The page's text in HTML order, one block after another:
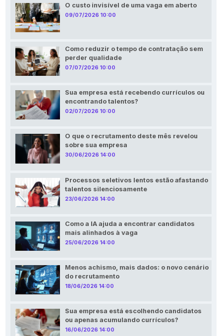
O custo invisível de uma vaga em aberto
09/07/2026 10:00
Como reduzir o tempo de contratação sem
perder qualidade
07/07/2026 10:00
Sua empresa está recebendo currículos ou
encontrando talentos?
02/07/2026 10:00
O que o recrutamento deste mês revelou
sobre sua empresa
30/06/2026 14:00
Processos seletivos lentos estão afastando
talentos silenciosamente
23/06/2026 14:00
Como a IA ajuda a encontrar candidatos
mais alinhados à vaga
25/06/2026 14:00
Menos achismo, mais dados: o novo cenário
do recrutamento
18/06/2026 14:00
Sua empresa está escolhendo candidatos
ou apenas acumulando currículos?
16/06/2026 14:00